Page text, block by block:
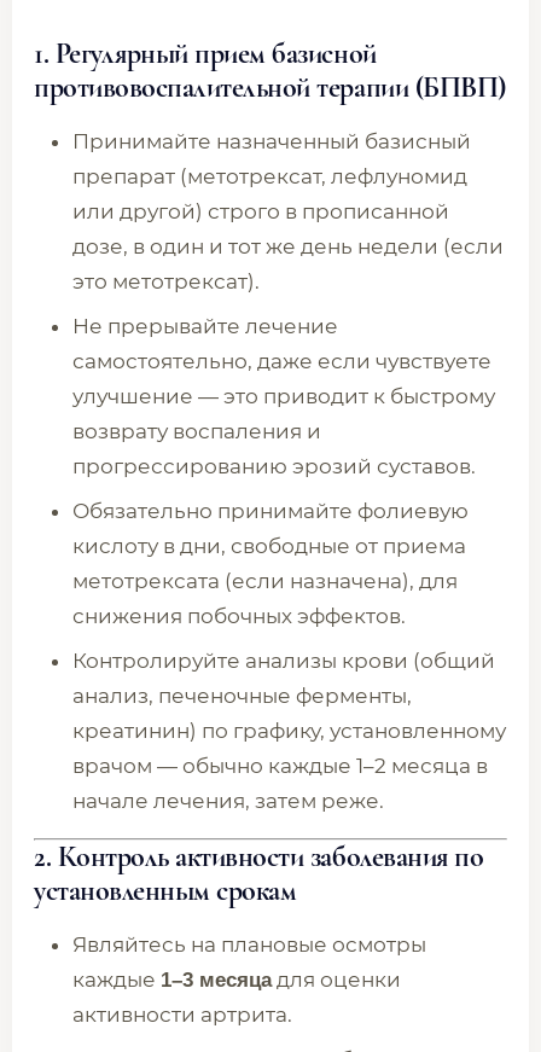
1. Регулярный прием базисной
противовоспалительной терапии (БПВП)
Принимайте назначенный базисный
препарат (метотрексат, лефлуномид
или другой) строго в прописанной
дозе, в один и тот же день недели (если
это метотрексат).
Не прерывайте лечение
самостоятельно, даже если чувствуете
улучшение — это приводит к быстрому
возврату воспаления и
прогрессированию эрозий суставов.
Обязательно принимайте фолиевую
кислоту в дни, свободные от приема
метотрексата (если назначена), для
снижения побочных эффектов.
Контролируйте анализы крови (общий
анализ, печеночные ферменты,
креатинин) по графику, установленному
врачом — обычно каждые 1–2 месяца в
начале лечения, затем реже.
2. Контроль активности заболевания по
установленным срокам
Являйтесь на плановые осмотры
каждые 1–3 месяцадля оценки
активности артрита.